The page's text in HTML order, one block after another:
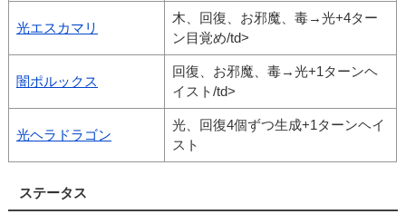
光エスカマリ
木、回復、お邪魔、毒→光+4ター
ン目覚め/td>
闇ポルックス
回復、お邪魔、毒→光+1ターンヘ
イスト/td>
光ヘラドラゴン
光、回復4個ずつ生成+1ターンヘイ
スト
ステータス